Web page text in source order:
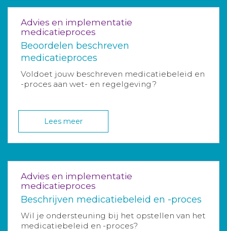
Advies en implementatie
medicatieproces
Beoordelen beschreven
medicatieproces
Voldoet jouw beschreven medicatiebeleid en
-proces aan wet- en regelgeving?
Lees meer
Advies en implementatie
medicatieproces
Beschrijven medicatiebeleid en -proces
Wil je ondersteuning bij het opstellen van het
medicatiebeleid en -proces?